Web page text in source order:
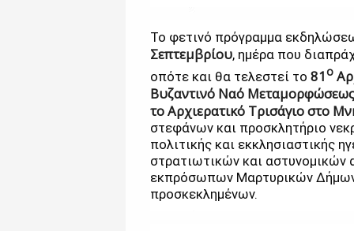
Το φετινό πρόγραμμα
Σεπτεμβρίου, ημέρα που
οπότε και θα τελεστεί το 81ο
Βυζαντινό Ναό
το Αρχιερατικό Τρισάγιο στο
στεφάνων και προσκλητήριο
πολιτικής και εκκλησιαστικής
στρατιωτικών και αστυνομικών
εκπρόσωπων Μαρτυρικών
προσκεκλημένων.